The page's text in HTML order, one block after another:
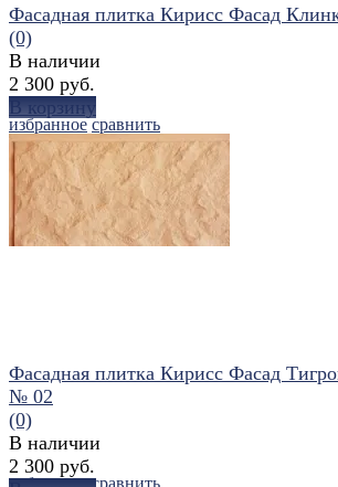
избранное сравнить
Фасадная плитка Кирисс Фасад
(0)
В наличии
2 300 руб.
В корзину
избранное сравнить
Фасадная плитка Кирисс Фасад
№ 02
(0)
В наличии
2 300 руб.